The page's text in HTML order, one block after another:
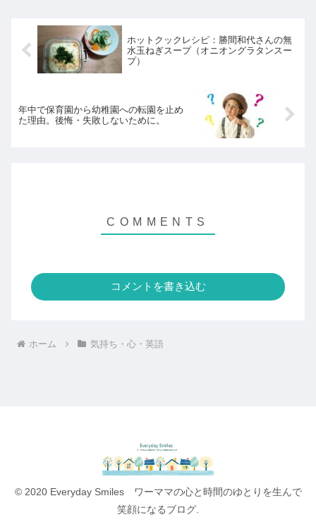
ホットクックレシピ：勝間和代さんの無
水玉ねぎスープ（オニオングラタンスー
プ）
年中で保育園から幼稚園への転園を止め
た理由。後悔・失敗しないために。
コメントを書き込む
ホーム 気持ち・心・英語
© 2020 Everyday Smiles ワーママの心と時間のゆとりを生んで
笑顔になるブログ.